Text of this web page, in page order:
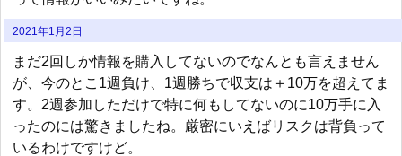
2021年1月2日
まだ2回しか情報を購入してないのでなんとも言えません
が、今のとこ1週負け、1週勝ちで収支は＋10万を超えてま
す。2週参加しただけで特に何もしてないのに10万手に入
ったのには驚きましたね。厳密にいえばリスクは背負って
いるわけですけど。